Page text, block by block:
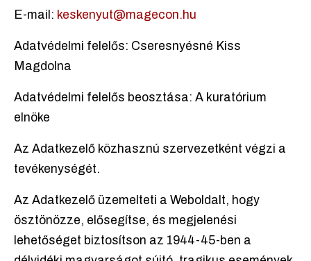
E-mail: keskenyut@magecon.hu
Adatvédelmi felelős: Cseresnyésné Kiss
Magdolna
Adatvédelmi felelős beosztása: A kuratórium
elnöke
Az Adatkezelő közhasznú szervezetként végzi a
tevékenységét.
Az Adatkezelő üzemelteti a Weboldalt, hogy
ösztönözze, elősegítse, és megjelenési
lehetőséget biztosítson az 1944-45-ben a